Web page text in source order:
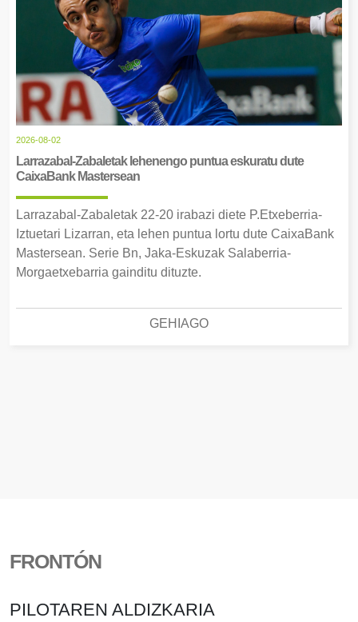
2026-08-02
Larrazabal-Zabaletak lehenengo puntua eskuratu dute
CaixaBank Mastersean
Larrazabal-Zabaletak 22-20 irabazi diete P.Etxeberria-
Iztuetari Lizarran, eta lehen puntua lortu dute CaixaBank
Mastersean. Serie Bn, Jaka-Eskuzak Salaberria-
Morgaetxebarria gainditu dituzte.
GEHIAGO
FRONTÓN
PILOTAREN ALDIZKARIA